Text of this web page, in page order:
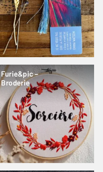
Furie&pic –
Broderie